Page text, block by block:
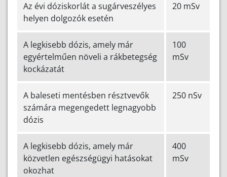
Az évi dóziskorlát a sugárveszélyes
helyen dolgozók esetén
20 mSv
A legkisebb dózis, amely már
egyértelműen növeli a rákbetegség
kockázatát
100
mSv
A baleseti mentésben résztvevők
számára megengedett legnagyobb
dózis
250 nSv
A legkisebb dózis, amely már
közvetlen egészségügyi hatásokat
okozhat
400
mSv